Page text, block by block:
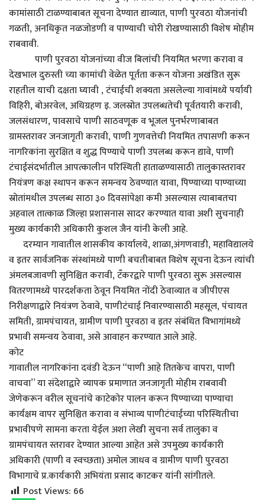
कामांसाठी टाळण्याबाबत सूचना देण्यात द्याव्यात, पाणी पुरवठा योजनांची
गळती, अनधिकृत नळजोडणी व पाण्याची चोरी रोखण्यासाठी विशेष मोहीम
राबवावी.
पाणी पुरवठा योजनांच्या वीज बिलांची नियमित भरणा करावा व
देखभाल दुरुस्ती च्या कामांची वेळेत पूर्तता करून योजना अखंडित सुरू
राहतील याची दक्षता घ्यावी , टंचाईची शक्यता असलेल्या गावांमध्ये पर्यायी
विहिरी, बोअरवेल, अधिग्रहण इ. जलस्रोत उपलब्धतेची पूर्वतयारी करावी,
जलसंधारण, पावसाचे पाणी साठवणूक व भूजल पुनर्भरणाबाबत
ग्रामस्तरावर जनजागृती करावी, पाणी गुणवत्तेची नियमित तपासणी करून
नागरिकांना सुरक्षित व शुद्ध पिण्याचे पाणी उपलब्ध करून द्यावे, पाणी
टंचाईसंदर्भातील आपत्कालीन परिस्थिती हाताळण्यासाठी तालुकास्तरावर
नियंत्रण कक्ष स्थापन करून समन्वय ठेवण्यात यावा, पिण्याच्या पाण्याच्या
स्रोतांमधील उपलब्ध साठा ३० दिवसांपेक्षा कमी असल्यास त्याबाबतचा
अहवाल तात्काळ जिल्हा प्रशासनास सादर करण्यात यावा अशी सुचनाही
मुख्य कार्यकारी अधिकारी कुशल जैन यांनी केली आहे.
दरम्यान गावातील शासकीय कार्यालये, शाळा,अंगणवाडी, महाविद्यालये
व इतर सार्वजनिक संस्थांमध्ये पाणी बचतीबाबत विशेष सूचना देऊन त्यांची
अंमलबजावणी सुनिश्चित करावी, टँकरद्वारे पाणी पुरवठा सुरू असल्यास
वितरणामध्ये पारदर्शकता ठेवून नियमित नोंदी ठेवाव्यात व जीपीएस
निरीक्षणाद्वारे नियंत्रण ठेवावे, पाणीटंचाई निवारण्यासाठी महसूल, पंचायत
समिती, ग्रामपंचायत, ग्रामीण पाणी पुरवठा व इतर संबंधित विभागांमध्ये
प्रभावी समन्वय ठेवावा, असे आवाहन करण्यात आले आहे.
कोट
गावातील नागरिकांना दवंडी देऊन “पाणी आहे तितकेच वापरा, पाणी
वाचवा” या संदेशाद्वारे व्यापक प्रमाणात जनजागृती मोहीम राबवावी
जेणेकरून वरील सूचनांचे काटेकोर पालन करून पिण्याच्या पाण्याचा
कार्यक्षम वापर सुनिश्चित करावा व संभाव्य पाणीटंचाईच्या परिस्थितीचा
प्रभावीपणे सामना करता येईल अशा लेखी सुचना सर्व तालुका व
ग्रामपंचायत स्तरावर देण्यात आल्या आहेत असे उपमुख्य कार्यकारी
अधिकारी (पाणी व स्वच्छता) अमोल जाधव व ग्रामीण पाणी पुरवठा
विभागाचे प्र.कार्यकारी अभियंता प्रसाद काटकर यांनी सांगीतले.
Post Views: 66